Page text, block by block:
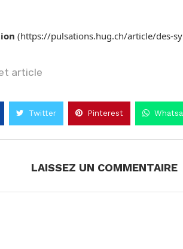
(https://pulsations.hug.ch/article/des-
article
Twitter Pinterest
LAISSEZ UN COMMENTAIRE